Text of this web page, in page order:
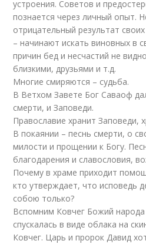
устроения. Советов и
познается через личный опыт.
отрицательный результат
– начинают искать виновных в
причин бед и несчастий не
близкими, друзьями и т.д.
Многие смиряются – судьба.
В Ветхом Завете Бог Саваоф
смерти, и Заповеди.
Православие хранит Заповеди,
В покаянии – песнь смерти, о
милости и прощении к Богу.
благодарения и славословия,
Почему в храме приходит
кто утверждает, что исповедь
собою только?
Вспомним Ковчег Божий
спускалась в виде облака на
Ковчег. Царь и пророк Давид